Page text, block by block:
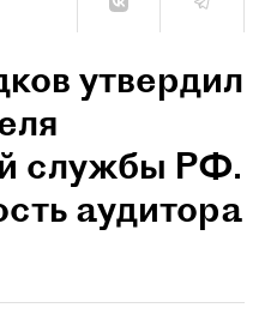
утвердил
службы РФ.
аудитора